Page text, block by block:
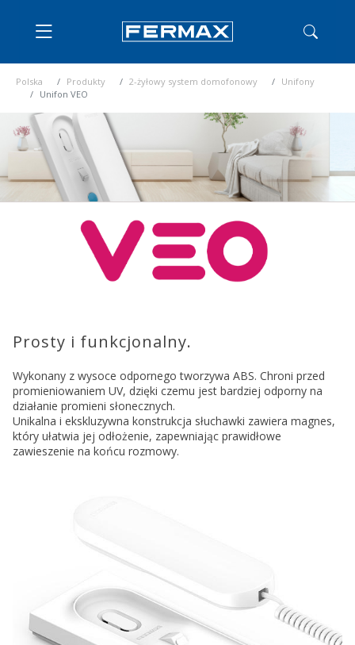
Polska Produkty 2-żyłowy system domofonowy
Unifony
Unifon VEO
Prosty i funkcjonalny.
Wykonany z wysoce odpornego tworzywa ABS. Chroni przed
promieniowaniem UV, dzięki czemu jest bardziej odporny na
działanie promieni słonecznych.
Unikalna i ekskluzywna konstrukcja słuchawki zawiera magnes,
który ułatwia jej odłożenie, zapewniając prawidłowe
zawieszenie na końcu rozmowy.